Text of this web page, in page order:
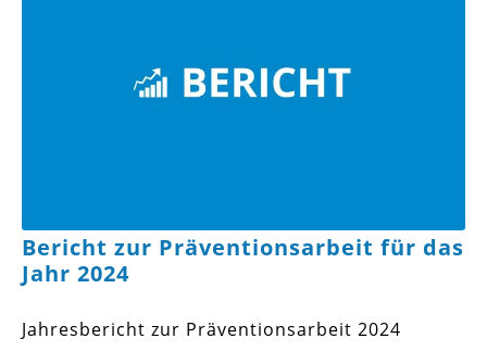
Bericht zur Präventionsarbeit für das
Jahr 2024
Jahresbericht zur Präventionsarbeit 2024